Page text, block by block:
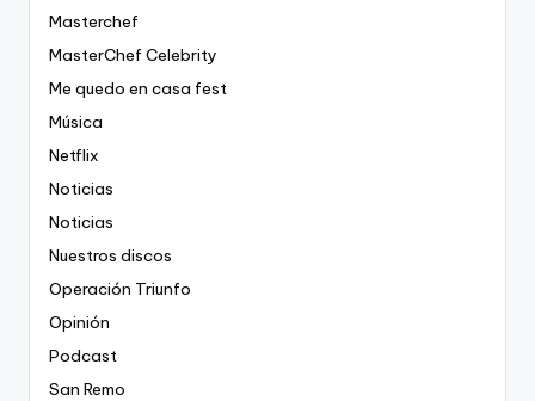
Masterchef
MasterChef Celebrity
Me quedo en casa fest
Música
Netflix
Noticias
Noticias
Nuestros discos
Operación Triunfo
Opinión
Podcast
San Remo